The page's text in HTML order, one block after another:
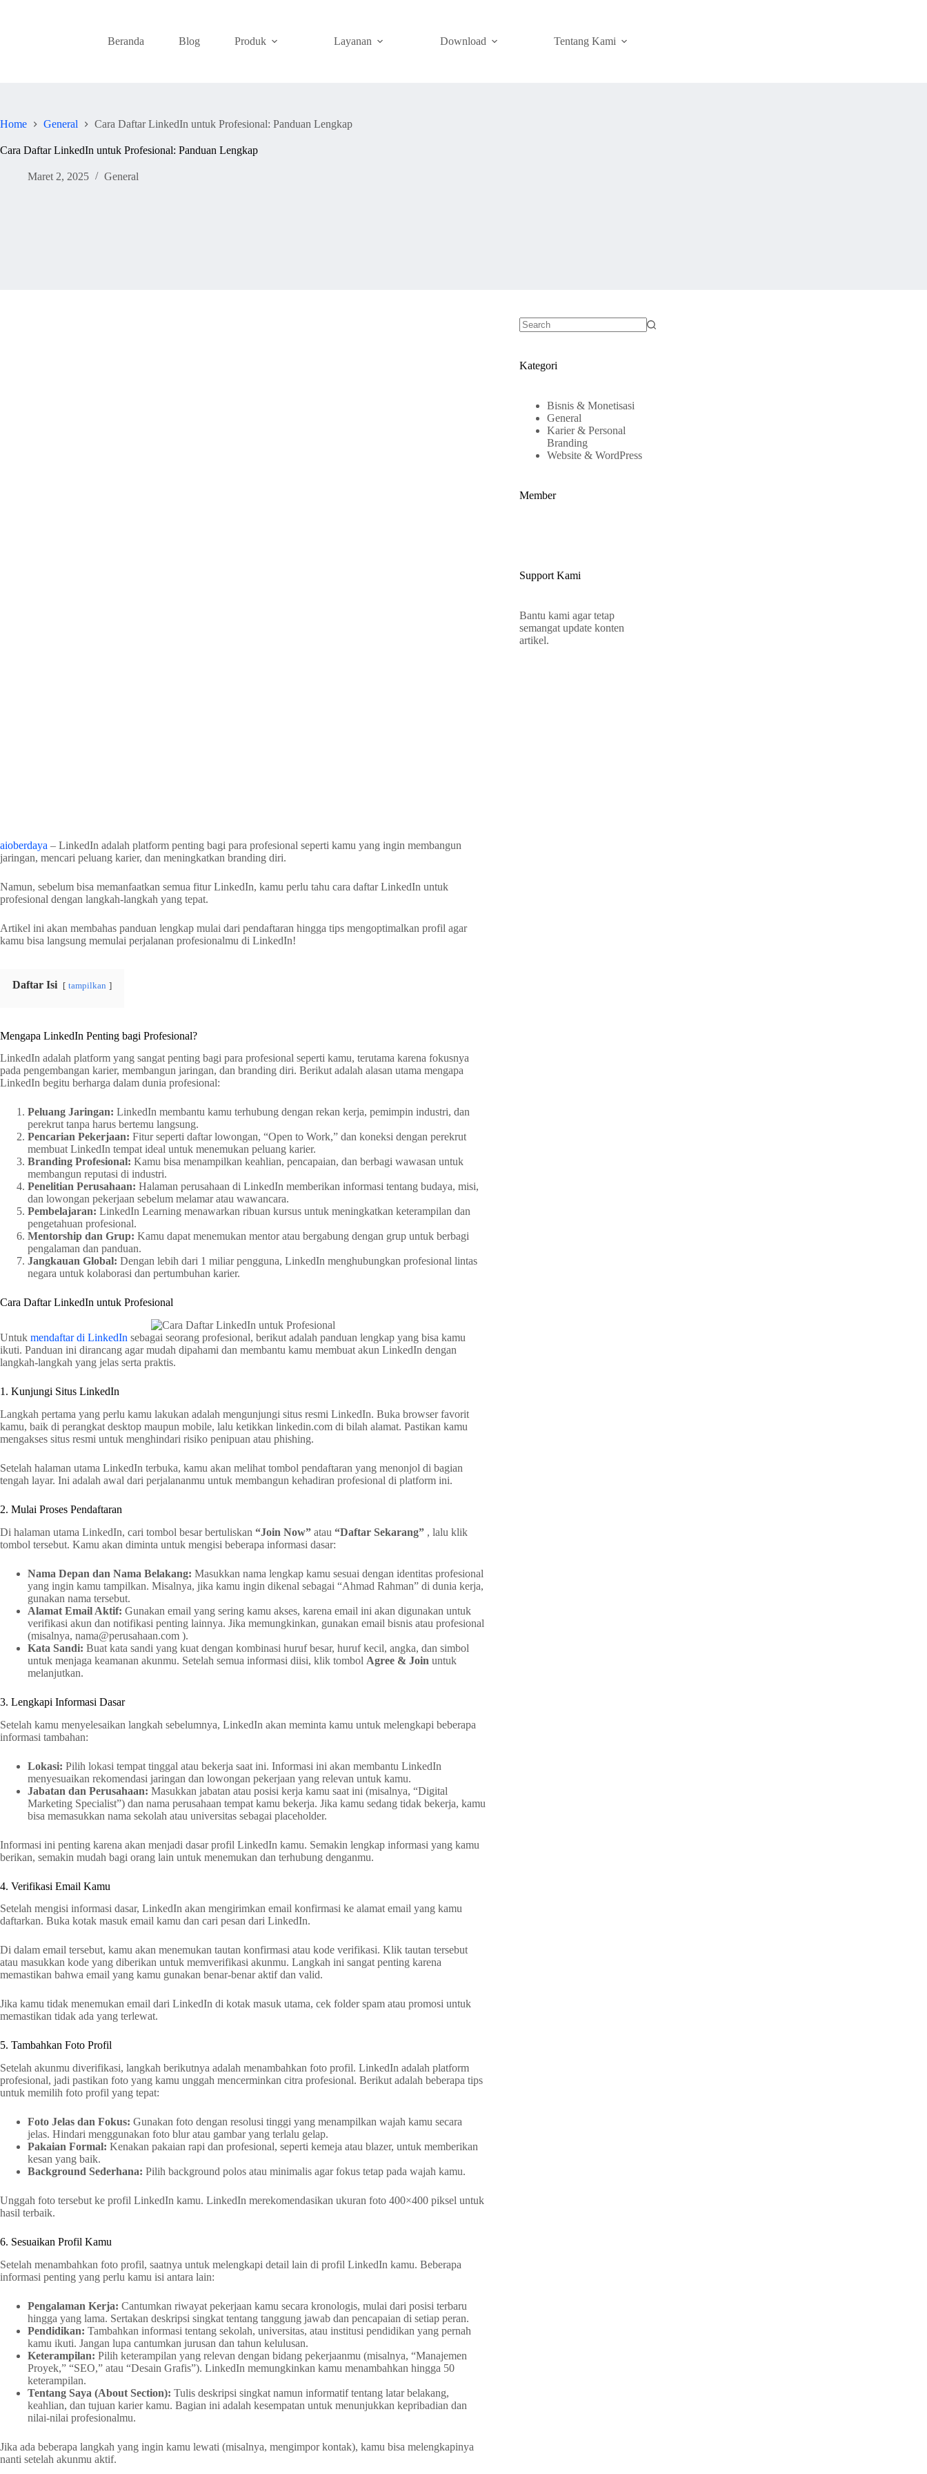
Beranda
Blog Produk Layanan Download Tentang Kami
Home General Cara Daftar LinkedIn untuk Profesional: Panduan Lengkap
Cara Daftar LinkedIn untuk Profesional: Panduan Lengkap
Maret 2, 2025 General
aioberdaya – LinkedIn adalah platform penting bagi para profesional seperti kamu yang ingin membangun
jaringan, mencari peluang karier, dan meningkatkan branding diri.
Namun, sebelum bisa memanfaatkan semua fitur LinkedIn, kamu perlu tahu cara daftar LinkedIn untuk
profesional dengan langkah-langkah yang tepat.
Artikel ini akan membahas panduan lengkap mulai dari pendaftaran hingga tips mengoptimalkan profil agar
kamu bisa langsung memulai perjalanan profesionalmu di LinkedIn!
Daftar Isi tampilkan
Mengapa LinkedIn Penting bagi Profesional?
LinkedIn adalah platform yang sangat penting bagi para profesional seperti kamu, terutama karena fokusnya
pada pengembangan karier, membangun jaringan, dan branding diri. Berikut adalah alasan utama mengapa
LinkedIn begitu berharga dalam dunia profesional:
Peluang Jaringan: LinkedIn membantu kamu terhubung dengan rekan kerja, pemimpin industri, dan
perekrut tanpa harus bertemu langsung.
Pencarian Pekerjaan: Fitur seperti daftar lowongan, “Open to Work,” dan koneksi dengan perekrut
membuat LinkedIn tempat ideal untuk menemukan peluang karier.
Branding Profesional: Kamu bisa menampilkan keahlian, pencapaian, dan berbagi wawasan untuk
membangun reputasi di industri.
Penelitian Perusahaan: Halaman perusahaan di LinkedIn memberikan informasi tentang budaya, misi,
dan lowongan pekerjaan sebelum melamar atau wawancara.
Pembelajaran: LinkedIn Learning menawarkan ribuan kursus untuk meningkatkan keterampilan dan
pengetahuan profesional.
Mentorship dan Grup: Kamu dapat menemukan mentor atau bergabung dengan grup untuk berbagi
pengalaman dan panduan.
Jangkauan Global: Dengan lebih dari 1 miliar pengguna, LinkedIn menghubungkan profesional lintas
negara untuk kolaborasi dan pertumbuhan karier.
Cara Daftar LinkedIn untuk Profesional
Untuk mendaftar di LinkedIn sebagai seorang profesional, berikut adalah panduan lengkap yang bisa kamu
ikuti. Panduan ini dirancang agar mudah dipahami dan membantu kamu membuat akun LinkedIn dengan
langkah-langkah yang jelas serta praktis.
1. Kunjungi Situs LinkedIn
Langkah pertama yang perlu kamu lakukan adalah mengunjungi situs resmi LinkedIn. Buka browser favorit
kamu, baik di perangkat desktop maupun mobile, lalu ketikkan linkedin.com di bilah alamat. Pastikan kamu
mengakses situs resmi untuk menghindari risiko penipuan atau phishing.
Setelah halaman utama LinkedIn terbuka, kamu akan melihat tombol pendaftaran yang menonjol di bagian
tengah layar. Ini adalah awal dari perjalananmu untuk membangun kehadiran profesional di platform ini.
2. Mulai Proses Pendaftaran
Di halaman utama LinkedIn, cari tombol besar bertuliskan “Join Now” atau “Daftar Sekarang” , lalu klik
tombol tersebut. Kamu akan diminta untuk mengisi beberapa informasi dasar:
Nama Depan dan Nama Belakang: Masukkan nama lengkap kamu sesuai dengan identitas profesional
yang ingin kamu tampilkan. Misalnya, jika kamu ingin dikenal sebagai “Ahmad Rahman” di dunia kerja,
gunakan nama tersebut.
Alamat Email Aktif: Gunakan email yang sering kamu akses, karena email ini akan digunakan untuk
verifikasi akun dan notifikasi penting lainnya. Jika memungkinkan, gunakan email bisnis atau profesional
(misalnya, nama@perusahaan.com ).
Kata Sandi: Buat kata sandi yang kuat dengan kombinasi huruf besar, huruf kecil, angka, dan simbol
untuk menjaga keamanan akunmu. Setelah semua informasi diisi, klik tombol Agree & Join untuk
melanjutkan.
3. Lengkapi Informasi Dasar
Setelah kamu menyelesaikan langkah sebelumnya, LinkedIn akan meminta kamu untuk melengkapi beberapa
informasi tambahan:
Lokasi: Pilih lokasi tempat tinggal atau bekerja saat ini. Informasi ini akan membantu LinkedIn
menyesuaikan rekomendasi jaringan dan lowongan pekerjaan yang relevan untuk kamu.
Jabatan dan Perusahaan: Masukkan jabatan atau posisi kerja kamu saat ini (misalnya, “Digital
Marketing Specialist”) dan nama perusahaan tempat kamu bekerja. Jika kamu sedang tidak bekerja, kamu
bisa memasukkan nama sekolah atau universitas sebagai placeholder.
Informasi ini penting karena akan menjadi dasar profil LinkedIn kamu. Semakin lengkap informasi yang kamu
berikan, semakin mudah bagi orang lain untuk menemukan dan terhubung denganmu.
4. Verifikasi Email Kamu
Setelah mengisi informasi dasar, LinkedIn akan mengirimkan email konfirmasi ke alamat email yang kamu
daftarkan. Buka kotak masuk email kamu dan cari pesan dari LinkedIn.
Di dalam email tersebut, kamu akan menemukan tautan konfirmasi atau kode verifikasi. Klik tautan tersebut
atau masukkan kode yang diberikan untuk memverifikasi akunmu. Langkah ini sangat penting karena
memastikan bahwa email yang kamu gunakan benar-benar aktif dan valid.
Jika kamu tidak menemukan email dari LinkedIn di kotak masuk utama, cek folder spam atau promosi untuk
memastikan tidak ada yang terlewat.
5. Tambahkan Foto Profil
Setelah akunmu diverifikasi, langkah berikutnya adalah menambahkan foto profil. LinkedIn adalah platform
profesional, jadi pastikan foto yang kamu unggah mencerminkan citra profesional. Berikut adalah beberapa tips
untuk memilih foto profil yang tepat:
Foto Jelas dan Fokus: Gunakan foto dengan resolusi tinggi yang menampilkan wajah kamu secara
jelas. Hindari menggunakan foto blur atau gambar yang terlalu gelap.
Pakaian Formal: Kenakan pakaian rapi dan profesional, seperti kemeja atau blazer, untuk memberikan
kesan yang baik.
Background Sederhana: Pilih background polos atau minimalis agar fokus tetap pada wajah kamu.
Unggah foto tersebut ke profil LinkedIn kamu. LinkedIn merekomendasikan ukuran foto 400×400 piksel untuk
hasil terbaik.
6. Sesuaikan Profil Kamu
Setelah menambahkan foto profil, saatnya untuk melengkapi detail lain di profil LinkedIn kamu. Beberapa
informasi penting yang perlu kamu isi antara lain:
Pengalaman Kerja: Cantumkan riwayat pekerjaan kamu secara kronologis, mulai dari posisi terbaru
hingga yang lama. Sertakan deskripsi singkat tentang tanggung jawab dan pencapaian di setiap peran.
Pendidikan: Tambahkan informasi tentang sekolah, universitas, atau institusi pendidikan yang pernah
kamu ikuti. Jangan lupa cantumkan jurusan dan tahun kelulusan.
Keterampilan: Pilih keterampilan yang relevan dengan bidang pekerjaanmu (misalnya, “Manajemen
Proyek,” “SEO,” atau “Desain Grafis”). LinkedIn memungkinkan kamu menambahkan hingga 50
keterampilan.
Tentang Saya (About Section): Tulis deskripsi singkat namun informatif tentang latar belakang,
keahlian, dan tujuan karier kamu. Bagian ini adalah kesempatan untuk menunjukkan kepribadian dan
nilai-nilai profesionalmu.
Jika ada beberapa langkah yang ingin kamu lewati (misalnya, mengimpor kontak), kamu bisa melengkapinya
nanti setelah akunmu aktif.
Kategori
Bisnis & Monetisasi
General
Karier & Personal
Branding
Website & WordPress
Member
Support Kami
Bantu kami agar tetap
semangat update konten
artikel.